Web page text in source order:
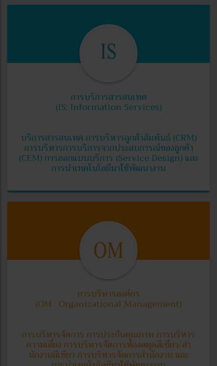
การบริการสารสนเทศ
(IS: Information Services)
บริการสารสนเทศ การบริหารลูกค้าสัมพันธ์ (CRM)
การบริหารการบริการจากประสบการณ์ของลูกค้า
(CEM) การออกแบบบริการ (Service Design) และ
การนำเทคโนโลยีมาใช้พัฒนางาน
การบริหารองค์กร
(OM : Organizational Management)
การบริหารจัดการ การประกันคุณภาพ การบริหาร
ความเสี่ยง การบริหารจัดการห้องสมุดสีเขียว/สํา
นักงานสีเขียว การบริหารจัดการสํานักงาน และ